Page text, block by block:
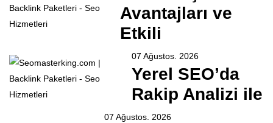
Avantajları ve
Etkili
07 Ağustos. 2026
Yerel SEO’da
Rakip Analizi ile
07 Ağustos. 2026